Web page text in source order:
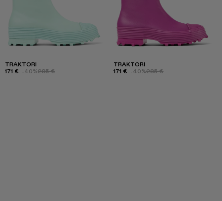
TRAKTORI
171 € -40%285 €
TRAKTORI
171 € -40%285 €